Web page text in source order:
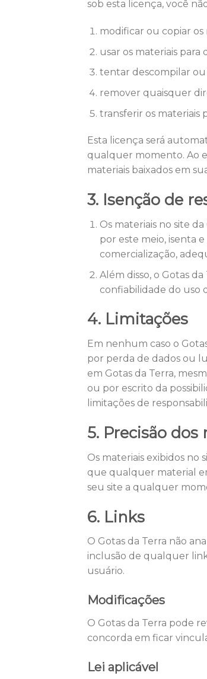
sob esta licença, você
modificar ou copiar os
usar os materiais
tentar descompilar ou
remover quaisquer
transferir os materiais
Esta licença será
qualquer momento. Ao
materiais baixados em
3. Isenção de
Os materiais no site
por este meio, isenta
comercialização,
Além disso, o Gotas
confiabilidade do uso
4. Limitações
Em nenhum caso o
por perda de dados ou
em Gotas da Terra,
ou por escrito da
limitações de
5. Precisão dos
Os materiais exibidos no
que qualquer material
seu site a qualquer
6. Links
O Gotas da Terra não
inclusão de qualquer
usuário.
Modificações
O Gotas da Terra pode
concorda em ficar
Lei aplicável